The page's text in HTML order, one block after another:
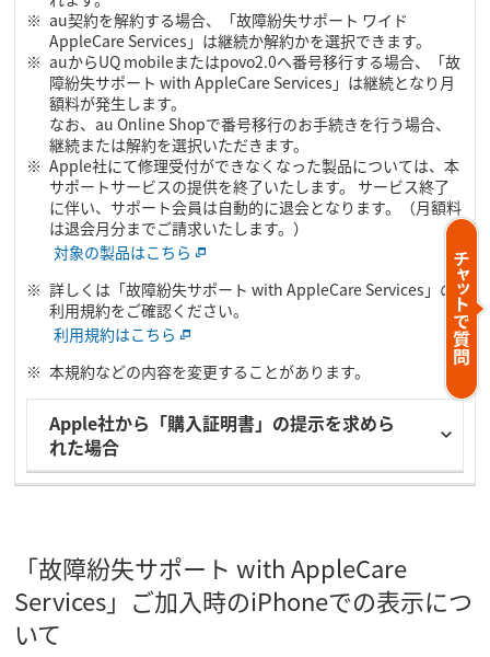
au契約を解約する場合、「故障紛失サポート ワイド
AppleCare Services」は継続か解約かを選択できます。
auからUQ mobileまたはpovo2.0へ番号移行する場合、「故
障紛失サポート with AppleCare Services」は継続となり月
額料が発生します。
なお、au Online Shopで番号移行のお手続きを行う場合、
継続または解約を選択いただきます。
Apple社にて修理受付ができなくなった製品については、本
サポートサービスの提供を終了いたします。 サービス終了
に伴い、サポート会員は自動的に退会となります。（月額料
は退会月分までご請求いたします。）
対象の製品はこちら
詳しくは「故障紛失サポート with AppleCare Services」の
利用規約をご確認ください。
利用規約はこちら
本規約などの内容を変更することがあります。
Apple社から「購入証明書」の提示を求めら
れた場合
「故障紛失サポート with AppleCare
Services」ご加入時のiPhoneでの表示につ
いて